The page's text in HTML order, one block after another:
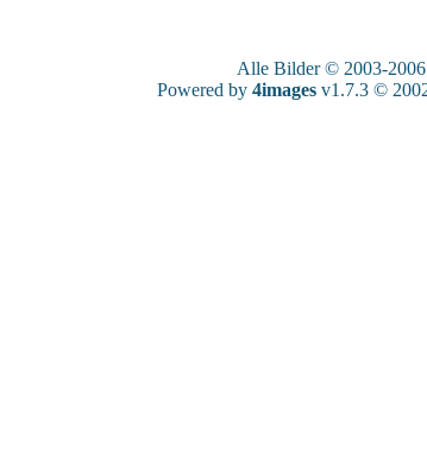
Alle Bilder © 2003-2006
Powered by 4imagesv1.7.3 ©